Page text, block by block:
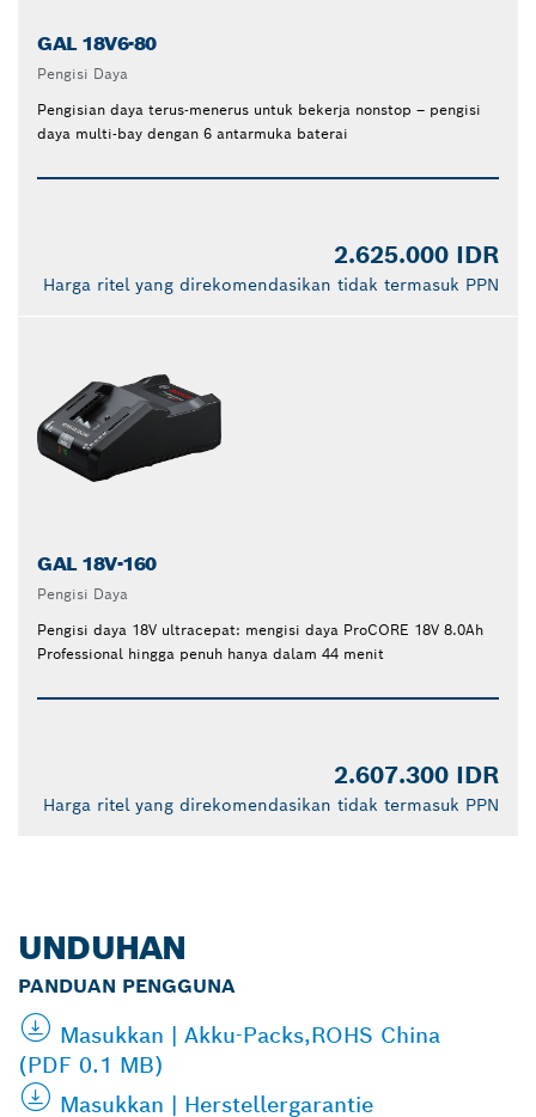
GAL 18V6-80
Pengisi Daya
Pengisian daya terus-menerus untuk bekerja nonstop – pengisi
daya multi-bay dengan 6 antarmuka baterai
2.625.000 IDR
Harga ritel yang direkomendasikan tidak termasuk PPN
GAL 18V-160
Pengisi Daya
Pengisi daya 18V ultracepat: mengisi daya ProCORE 18V 8.0Ah
Professional hingga penuh hanya dalam 44 menit
2.607.300 IDR
Harga ritel yang direkomendasikan tidak termasuk PPN
UNDUHAN
PANDUAN PENGGUNA
Masukkan | Akku-Packs,ROHS China
(PDF 0.1 MB)
Masukkan | Herstellergarantie